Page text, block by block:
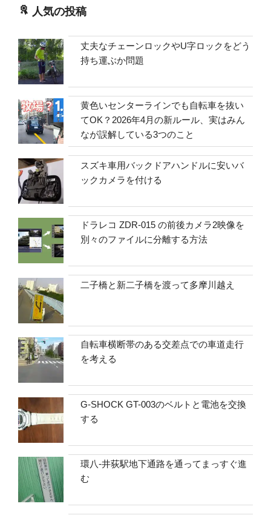
人気の投稿
丈夫なチェーンロックやU字ロックをどう
持ち運ぶか問題
黄色いセンターラインでも自転車を抜い
てOK？2026年4月の新ルール、実はみん
なが誤解している3つのこと
スズキ車用バックドアハンドルに安いバ
ックカメラを付ける
ドラレコ ZDR-015 の前後カメラ2映像を
別々のファイルに分離する方法
二子橋と新二子橋を渡って多摩川越え
自転車横断帯のある交差点での車道走行
を考える
G-SHOCK GT-003のベルトと電池を交換
する
環八-井荻駅地下通路を通ってまっすぐ進
む